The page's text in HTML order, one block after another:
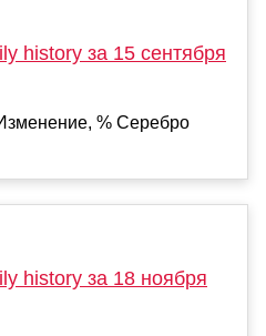
history за 15 сентября
% Серебро
history за 18 ноября